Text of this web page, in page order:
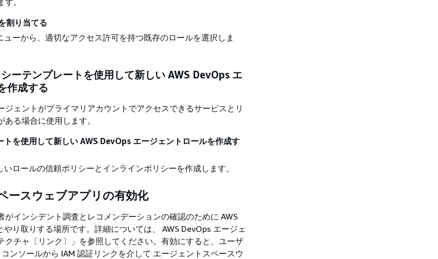
。
割り当てる
ューから、適切なアクセス許可を持つ既存のロールを選択しま
ーテンプレートを使用して新しい AWS DevOps エ
作成する
ジェントがプライマリアカウントでアクセスできるサービスとリ
る場合に使用します。
トを使用して新しい AWS DevOps エージェントロールを作成す
ロールの信頼ポリシーとインラインポリシーを作成します。
ースウェブアプリの有効化
がインシデント調査とレコメンデーションの確認のために AWS
り取りする場所です。詳細については、 AWS DevOps エージェ
クチャ〔リンク〕」を参照してください。有効にすると、ユーザ
ンソールから IAM 認証リンクを介して エージェントスペースウ